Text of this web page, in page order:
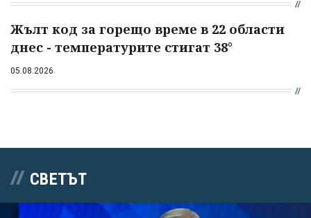
Жълт код за горещо време в 22 области
днес - температурите стигат 38°
05.08.2026
СВЕТЪТ